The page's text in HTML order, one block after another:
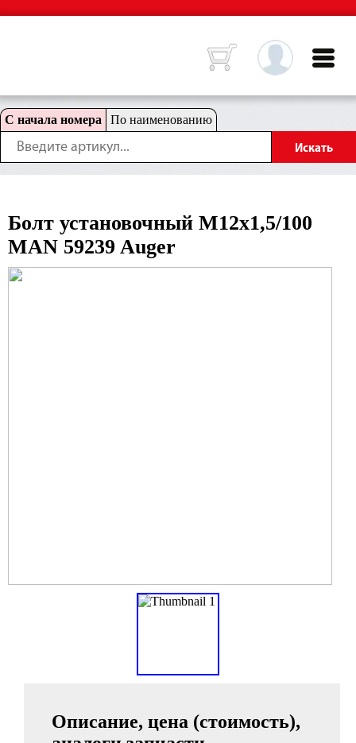
С начала номера По наименованию
Бoлт установочный M12x1,5/100
MAN 59239 Auger
Описание, цена (стоимость),